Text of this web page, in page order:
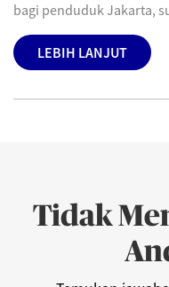
bagi penduduk Jakarta,
LEBIH LANJUT
Tidak